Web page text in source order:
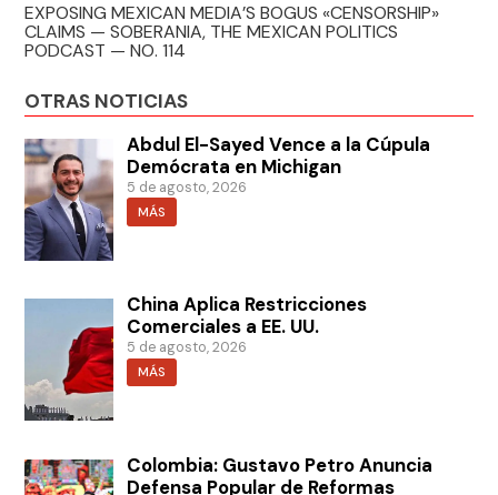
EXPOSING MEXICAN MEDIA’S BOGUS «CENSORSHIP»
CLAIMS — SOBERANIA, THE MEXICAN POLITICS
PODCAST — NO. 114
OTRAS NOTICIAS
Abdul El-Sayed Vence a la Cúpula
Demócrata en Michigan
5 de agosto, 2026
MÁS
China Aplica Restricciones
Comerciales a EE. UU.
5 de agosto, 2026
MÁS
Colombia: Gustavo Petro Anuncia
Defensa Popular de Reformas